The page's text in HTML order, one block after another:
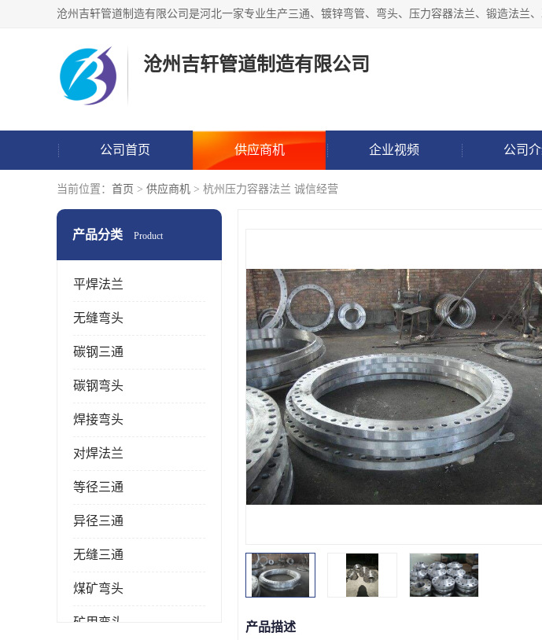
沧州吉轩管道制造有限公司
公司首页 供应商机 企业视频 公司
当前位置： 首页 > 供应商机 > 杭州压力容器法兰 诚信经营
产品分类 Product
平焊法兰
无缝弯头
碳钢三通
碳钢弯头
焊接弯头
对焊法兰
等径三通
异径三通
无缝三通
煤矿弯头
矿用弯头 产品描述